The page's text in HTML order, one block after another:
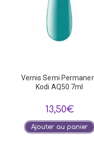
Vernis Semi
Kodi AQ50 7ml
13,50€
Ajouter au panier